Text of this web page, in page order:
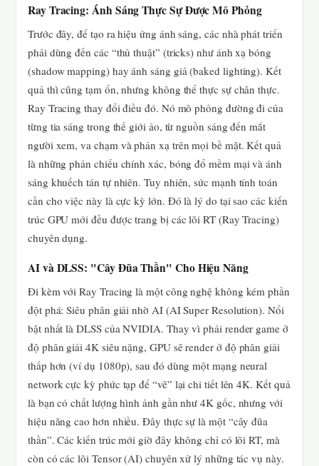
Ray Tracing: Ánh Sáng Thực Sự Được Mô Phỏng
Trước đây, để tạo ra hiệu ứng ánh sáng, các nhà phát triển
phải dùng đến các “thủ thuật” (tricks) như ánh xạ bóng
(shadow mapping) hay ánh sáng giả (baked lighting). Kết
quả thì cũng tạm ổn, nhưng không thể thực sự chân thực.
Ray Tracing thay đổi điều đó. Nó mô phỏng đường đi của
từng tia sáng trong thế giới ảo, từ nguồn sáng đến mắt
người xem, va chạm và phản xạ trên mọi bề mặt. Kết quả
là những phản chiếu chính xác, bóng đổ mềm mại và ánh
sáng khuếch tán tự nhiên. Tuy nhiên, sức mạnh tính toán
cần cho việc này là cực kỳ lớn. Đó là lý do tại sao các kiến
trúc GPU mới đều được trang bị các lõi RT (Ray Tracing)
chuyên dụng.
AI và DLSS: "Cây Đũa Thần" Cho Hiệu Năng
Đi kèm với Ray Tracing là một công nghệ không kém phần
đột phá: Siêu phân giải nhờ AI (AI Super Resolution). Nổi
bật nhất là DLSS của NVIDIA. Thay vì phải render game ở
độ phân giải 4K siêu nặng, GPU sẽ render ở độ phân giải
thấp hơn (ví dụ 1080p), sau đó dùng một mạng neural
network cực kỳ phức tạp để “vẽ” lại chi tiết lên 4K. Kết quả
là bạn có chất lượng hình ảnh gần như 4K gốc, nhưng với
hiệu năng cao hơn nhiều. Đây thực sự là một “cây đũa
thần”. Các kiến trúc mới giờ đây không chỉ có lõi RT, mà
còn có các lõi Tensor (AI) chuyên xử lý những tác vụ này.